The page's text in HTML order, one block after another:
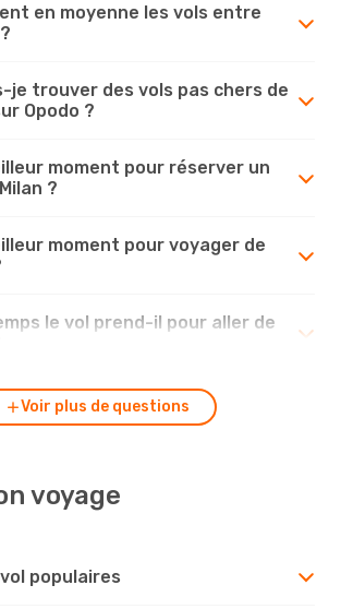
en moyenne les vols entre
je trouver des vols pas chers de
Opodo ?
moment pour réserver un
?
moment pour voyager de
le vol prend-il pour aller de
Voir plus de questions
voyage
populaires